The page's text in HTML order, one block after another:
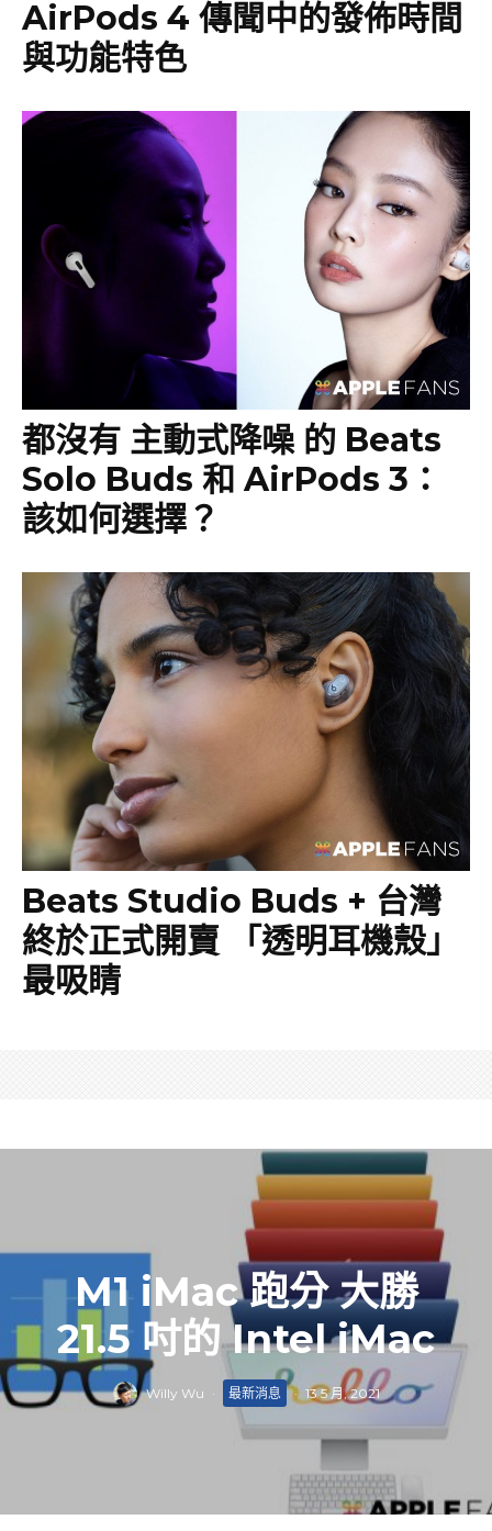
AirPods 4 傳聞中的發佈時間
與功能特色
都沒有 主動式降噪 的 Beats
Solo Buds 和 AirPods 3：
該如何選擇？
Beats Studio Buds + 台灣
終於正式開賣 「透明耳機殼」
最吸睛
M1 iMac 跑分 大勝
21.5 吋的 Intel iMac
Willy Wu · 最新消息 · 13 5 月, 2021